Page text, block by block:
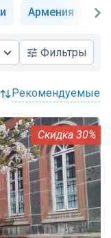
Армения
Фильтры
рекомендуемые
30%